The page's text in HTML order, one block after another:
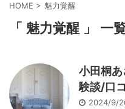
HOME > 魅力覚醒
「 魅力覚醒 」 一
小田桐
験談/口
2024/9/